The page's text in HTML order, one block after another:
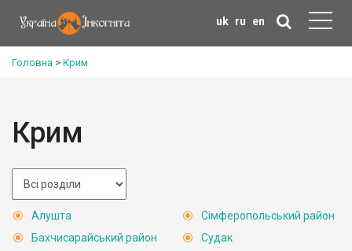
uk ru en
Головна > Крим
Крим
Алушта
Бахчисарайський район
Сімферопольський район
Судак